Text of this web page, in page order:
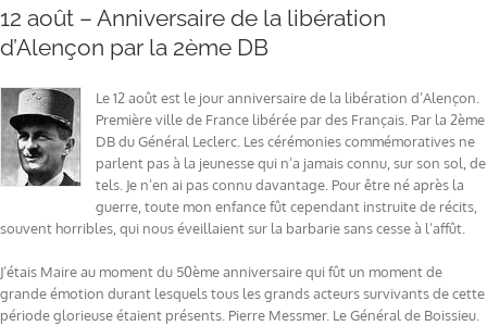
12 août – Anniversaire de la libération
d’Alençon par la 2ème DB
Le 12 août est le jour anniversaire de la libération d’Alençon.
Première ville de France libérée par des Français. Par la 2ème
DB du Général Leclerc. Les cérémonies commémoratives ne
parlent pas à la jeunesse qui n’a jamais connu, sur son sol, de
tels. Je n’en ai pas connu davantage. Pour être né après la
guerre, toute mon enfance fût cependant instruite de récits,
souvent horribles, qui nous éveillaient sur la barbarie sans cesse à l’affût.
J’étais Maire au moment du 50ème anniversaire qui fût un moment de
grande émotion durant lesquels tous les grands acteurs survivants de cette
période glorieuse étaient présents. Pierre Messmer. Le Général de Boissieu.